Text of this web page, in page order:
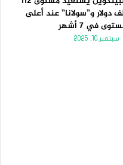
دولار و”سولانا” عند أعلى
في 7 أشهر
سبتمبر 10, 2025